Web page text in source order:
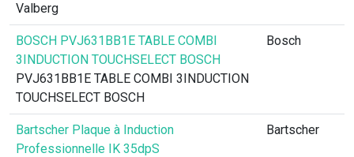
Valberg
BOSCH PVJ631BB1E TABLE COMBI
3INDUCTION TOUCHSELECT BOSCH
PVJ631BB1E TABLE COMBI 3INDUCTION
TOUCHSELECT BOSCH
Bosch
Bartscher Plaque à Induction
Professionnelle IK 35dpS
Bartscher